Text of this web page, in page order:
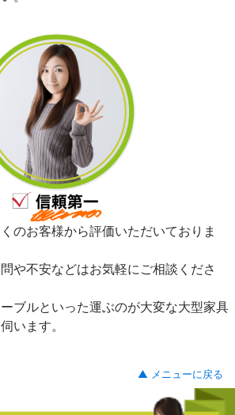
のお客様から評価いただいておりま
や不安などはお気軽にご相談くださ
ブルといった運ぶのが大変な大型家具
います。
▲ メニューに戻る